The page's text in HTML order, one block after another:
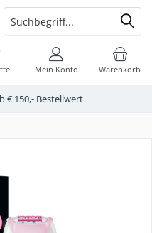
€ 150,- Bestellwert
Warenkorb
Mein Konto